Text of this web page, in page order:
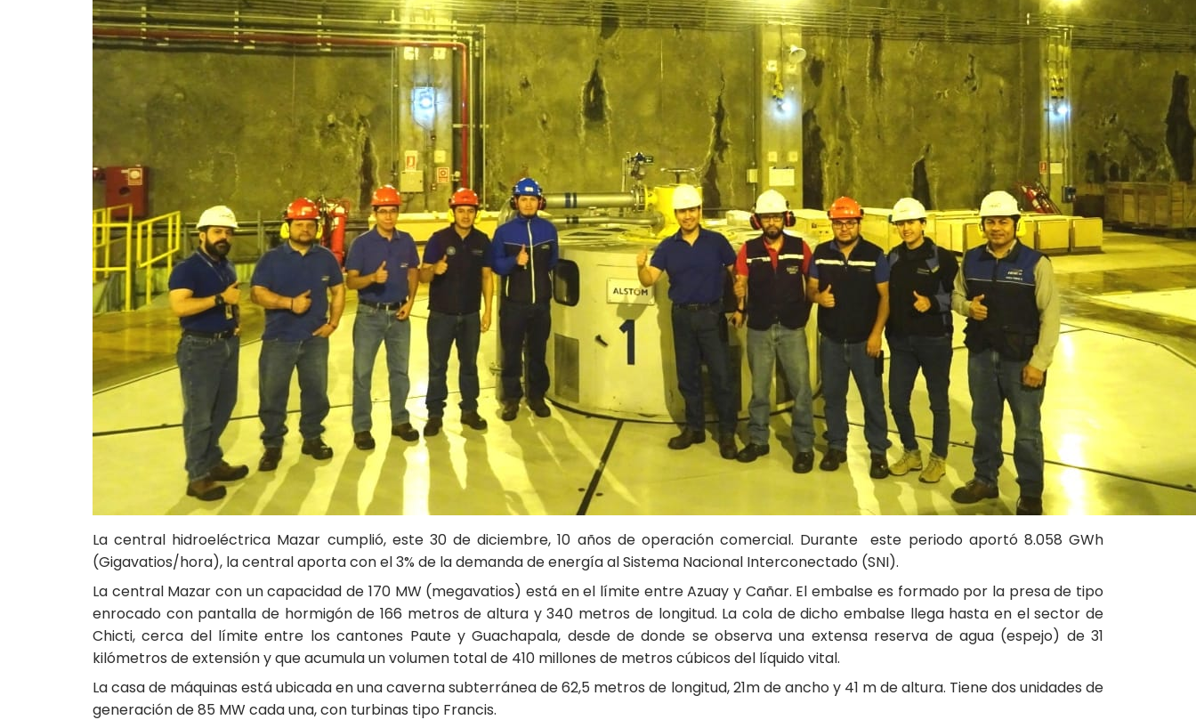
La central hidroeléctrica Mazar cumplió, este 30 de diciembre, 10 años de operación comercial. Durante este periodo aportó 8.058 GWh
(Gigavatios/hora), la central aporta con el 3% de la demanda de energía al Sistema Nacional Interconectado (SNI).
La central Mazar con un capacidad de 170 MW (megavatios) está en el límite entre Azuay y Cañar. El embalse es formado por la presa de tipo
enrocado con pantalla de hormigón de 166 metros de altura y 340 metros de longitud. La cola de dicho embalse llega hasta en el sector de
Chicti, cerca del límite entre los cantones Paute y Guachapala, desde de donde se observa una extensa reserva de agua (espejo) de 31
kilómetros de extensión y que acumula un volumen total de 410 millones de metros cúbicos del líquido vital.
La casa de máquinas está ubicada en una caverna subterránea de 62,5 metros de longitud, 21m de ancho y 41 m de altura. Tiene dos unidades de
generación de 85 MW cada una, con turbinas tipo Francis.